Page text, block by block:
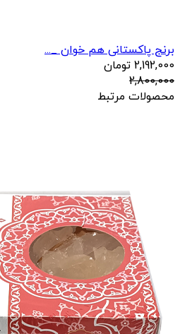
برنج پاکستانی هم خوان _...
2,192,000 تومان
2,800,000
محصولات مرتبط